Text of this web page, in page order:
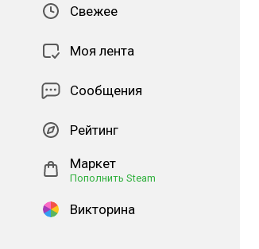
Свежее
Моя лента
Сообщения
Рейтинг
Маркет
Пополнить Steam
Викторина